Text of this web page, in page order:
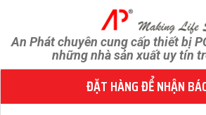
An Phát chuyên cung cấp thiết bị
những nhà sản xuất uy tín
ĐẶT HÀNG ĐỂ NHẬN